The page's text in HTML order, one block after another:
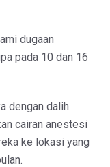
dugaan
pada 10 dan 16
dengan dalih
cairan anestesi
ke lokasi yang